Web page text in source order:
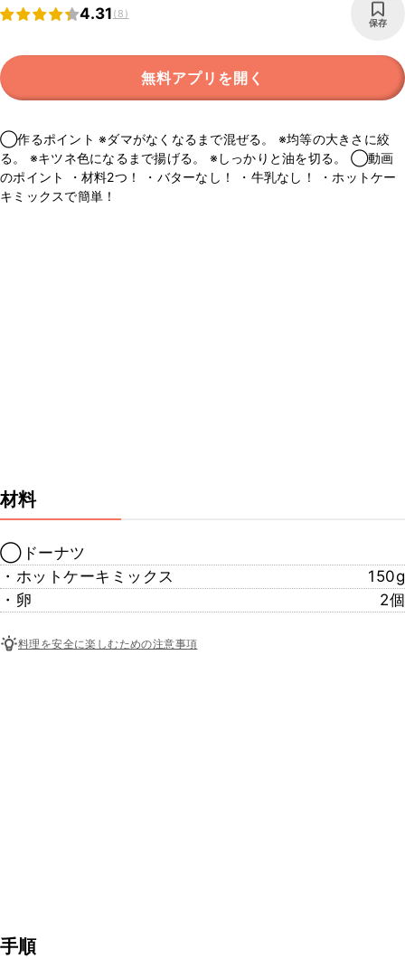
4.31(8)
保存
無料アプリを開く
◯作るポイント ※ダマがなくなるまで混ぜる。 ※均等の大きさに絞
る。 ※キツネ色になるまで揚げる。 ※しっかりと油を切る。 ◯動画
のポイント ・材料2つ！ ・バターなし！ ・牛乳なし！ ・ホットケー
キミックスで簡単！
材料
◯ドーナツ
・ホットケーキミックス
150g
・卵
2個
料理を安全に楽しむための注意事項
手順